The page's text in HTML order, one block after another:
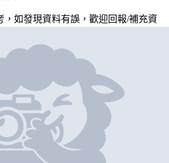
，如發現資料有誤，歡迎回報/補充資